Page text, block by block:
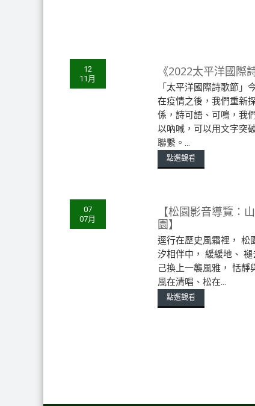
12
11月
《2022太平洋國際
「太平洋國際詩歌節」
在疫情之後，我們重新
係，詩可語、可鳴，我
以吶喊，可以用文字突
聯繫。...
點選觀看
07
07月
【松園影音導覽：
園】
逕行在歷史風霜裡， 松
汐相伴中， 緩緩地、
己換上一襲風雅， 恬靜
風在清唱、松在...
點選觀看